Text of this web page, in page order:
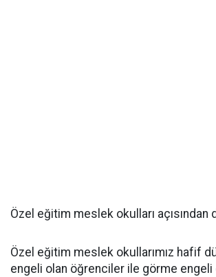
Özel eğitim meslek okulları açısından
Özel eğitim meslek okullarımız hafif
engeli olan öğrenciler ile görme